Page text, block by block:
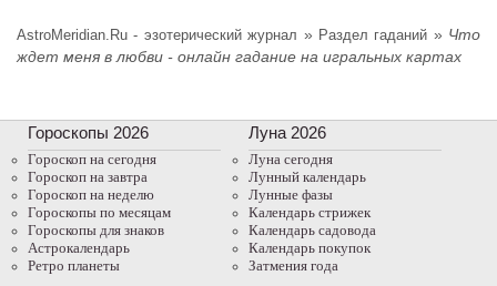
AstroMeridian.Ru - эзотерический журнал » Раздел гаданий » Что
ждет меня в любви - онлайн гадание на игральных картах
Гороскопы 2026
Гороскоп на сегодня
Гороскоп на завтра
Гороскоп на неделю
Гороскопы по месяцам
Гороскопы для знаков
Астрокалендарь
Ретро планеты
Луна 2026
Луна сегодня
Лунный календарь
Лунные фазы
Календарь стрижек
Календарь садовода
Календарь покупок
Затмения года